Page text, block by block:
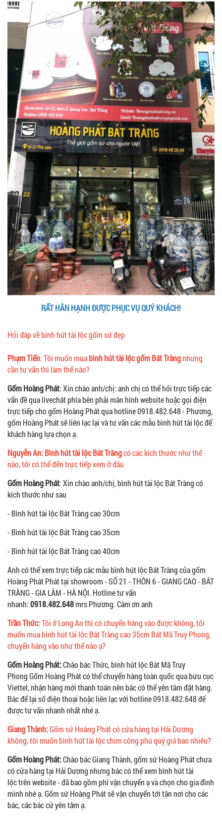
RẤT HÂN HẠNH ĐƯỢC PHỤC VỤ QUÝ KHÁCH!
Hỏi đáp về bình hút tài lộc gốm sứ đẹp
Phạm Tiến: Tôi muốn muabình hút tài lộc gốm Bát Tràngnhưng
cần tư vấn thì làm thế nào?
Gốm Hoàng Phát: Xin chào anh/chị: anh chị có thể hỏi trực tiếp các
vấn đề qua livechát phía bên phải màn hình website hoặc gọi điện
trực tiếp cho gốm Hoàng Phát qua hotline 0918.482.648 - Phương,
gốm Hoàng Phát sẽ liên lạc lại và tư vấn các mẫu bình hút tài lộc để
khách hàng lựa chọn ạ.
Nguyễn An: Bình hút tài lộc Bát Tràngcó các kích thước như thế
nào, tôi có thể đến trực tiếp xem ở đâu
Gốm Hoàng Phát: Xin chào anh/chị, bình hút tài lộc Bát Tràng có
kích thước như sau
- Bình hút tài lộc Bát Tràng cao 30cm
- Bình hút tài lộc Bát Tràng cao 35cm
- Bình hút tài lộc Bát Tràng cao 40cm
Anh có thể xem trực tiếp các mẫu bình hút lộc Bát Tràng của gốm
Hoàng Phát Phát tại showroom - SỐ 21 - THÔN 6 - GIANG CAO - BÁT
TRÀNG - GIA LÂM - HÀ NỘI. Hotline tư vấn
nhanh:0918.482.648mrs Phương. Cảm ơn anh
Trần Thức:Tôi ở Long An thì có chuyển hàng vào được không, tôi
muốn mua bình hút tài lộc Bát Tràng cao 35cm Bát Mã Truy Phong,
chuyển hàng vào như thế nào ạ?
Gốm Hoàng Phát:Chào bác Thức, bình hút lộc Bát Mã Truy
Phong Gốm Hoàng Phát có thể chuyển hàng toàn quốc qua bưu cục
Viettel, nhận hàng mới thanh toán nên bác có thể yên tâm đặt hàng.
Bác để lại số điện thoại hoặc liên lạc với hotline 0918.482.648 để
được tư vấn nhanh nhất nhé ạ.
Giang Thành:Gốm sứ Hoàng Phát có cửa hàng tại Hải Dương
không, tôi muốn bình hút tài lộc chim công phú quý giá bao nhiêu?
Gốm Hoàng Phát:Chào bác Giang Thành, gốm sứ Hoàng Phát chưa
có cửa hàng tại Hải Dương nhưng bác có thể xem bình hút tài
lộc trên website - đã bao gồm phí vận chuyển ạ và chọn cho gia đình
mình nhé ạ. Gốm sứ Hoàng Phát sẽ vận chuyển tới tận nơi cho các
bác, các bác cứ yên tâm ạ.